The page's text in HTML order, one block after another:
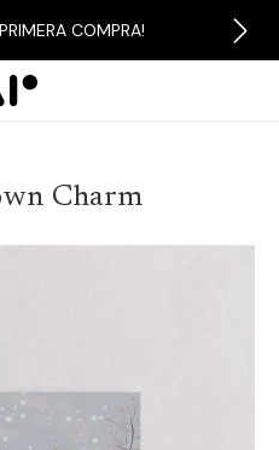
COMPRA! Next
Charm